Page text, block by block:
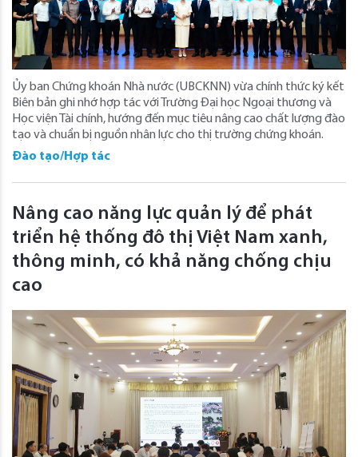
Ủy ban Chứng khoán Nhà nước (UBCKNN) vừa chính thức ký kết
Biên bản ghi nhớ hợp tác với Trường Đại học Ngoại thương và
Học viện Tài chính, hướng đến mục tiêu nâng cao chất lượng đào
tạo và chuẩn bị nguồn nhân lực cho thị trường chứng khoán.
Đào tạo/Hợp tác
Nâng cao năng lực quản lý để phát
triển hệ thống đô thị Việt Nam xanh,
thông minh, có khả năng chống chịu
cao